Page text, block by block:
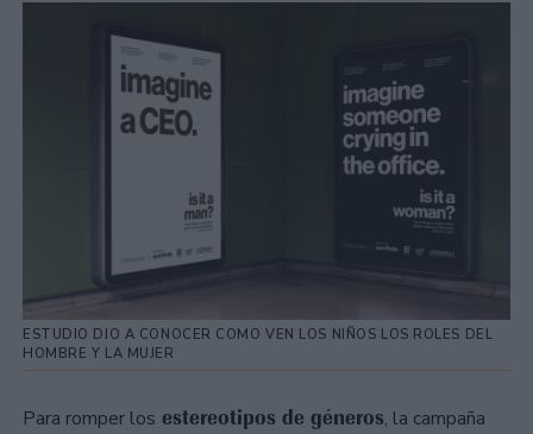
ESTUDIO DIO A CONOCER COMO VEN LOS NIÑOS LOS ROLES DEL
HOMBRE Y LA MUJER
Para romper los estereotipos de géneros, la campaña